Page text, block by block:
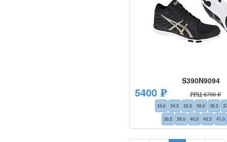
S390N9094
5400 ₽ РРЦ 6700 ₽
34.0 34.5 35.5 36.0 36.5
38.5
39.0 40.0 40.5 41.0